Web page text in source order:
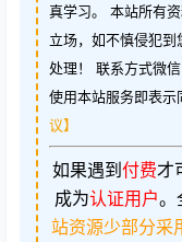
真学习。 本站所有
立场，如不慎侵犯
处理！ 联系方式微
使用本站服务即表示
议】
如果遇到付费才
成为认证用户。
站资源少部分采